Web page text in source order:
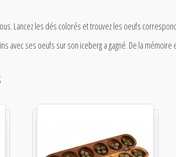
Lancez les dés colorés et trouvez les oeufs
avec ses oeufs sur son iceberg a gagné. De la